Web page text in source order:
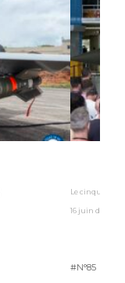
Le
16 juin dernier.
#N°85